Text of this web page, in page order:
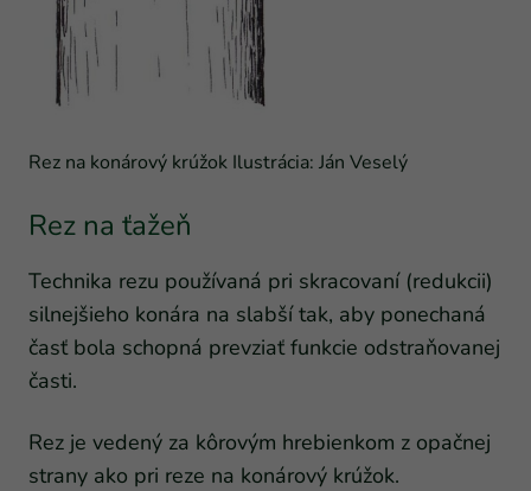
Rez na konárový krúžok Ilustrácia: Ján Veselý
Rez na ťažeň
Technika rezu používaná pri skracovaní (redukcii)
silnejšieho konára na slabší tak, aby ponechaná
časť bola schopná prevziať funkcie odstraňovanej
časti.
Rez je vedený za kôrovým hrebienkom z opačnej
strany ako pri reze na konárový krúžok.